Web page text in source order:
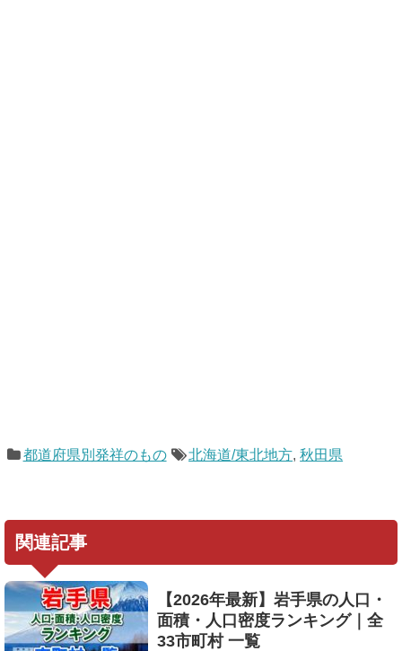
都道府県別発祥のもの 北海道/東北地方,秋田県
関連記事
【2026年最新】岩手県の人口・
面積・人口密度ランキング｜全
33市町村 一覧